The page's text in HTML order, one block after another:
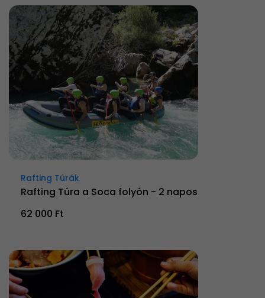
Rafting Túrák
Rafting Túra a Soca folyón - 2 napos
62 000 Ft